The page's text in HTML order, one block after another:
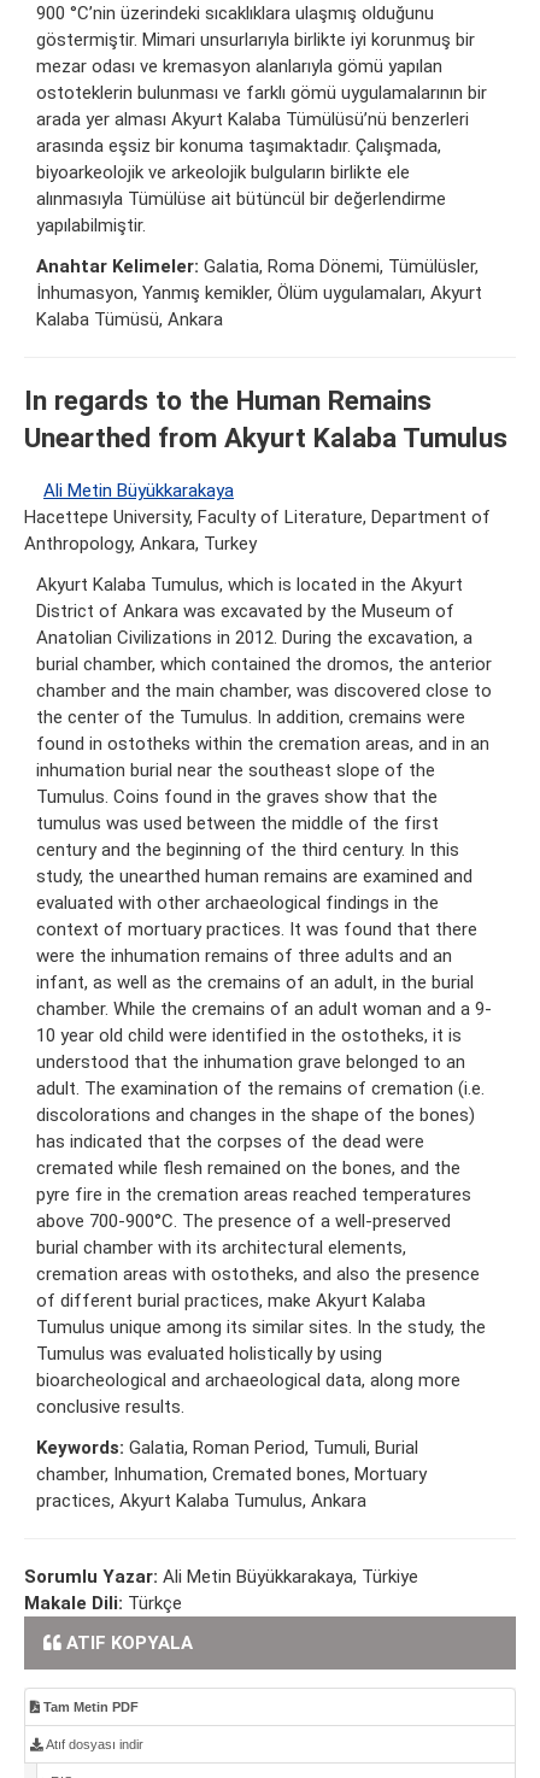
900 °C’nin üzerindeki sıcaklıklara ulaşmış olduğunu
göstermiştir. Mimari unsurlarıyla birlikte iyi korunmuş bir
mezar odası ve kremasyon alanlarıyla gömü yapılan
ostoteklerin bulunması ve farklı gömü uygulamalarının bir
arada yer alması Akyurt Kalaba Tümülüsü’nü benzerleri
arasında eşsiz bir konuma taşımaktadır. Çalışmada,
biyoarkeolojik ve arkeolojik bulguların birlikte ele
alınmasıyla Tümülüse ait bütüncül bir değerlendirme
yapılabilmiştir.
Anahtar Kelimeler: Galatia, Roma Dönemi, Tümülüsler,
İnhumasyon, Yanmış kemikler, Ölüm uygulamaları, Akyurt
Kalaba Tümüsü, Ankara
In regards to the Human Remains
Unearthed from Akyurt Kalaba Tumulus
Ali Metin Büyükkarakaya
Hacettepe University, Faculty of Literature, Department of
Anthropology, Ankara, Turkey
Akyurt Kalaba Tumulus, which is located in the Akyurt
District of Ankara was excavated by the Museum of
Anatolian Civilizations in 2012. During the excavation, a
burial chamber, which contained the dromos, the anterior
chamber and the main chamber, was discovered close to
the center of the Tumulus. In addition, cremains were
found in ostotheks within the cremation areas, and in an
inhumation burial near the southeast slope of the
Tumulus. Coins found in the graves show that the
tumulus was used between the middle of the first
century and the beginning of the third century. In this
study, the unearthed human remains are examined and
evaluated with other archaeological findings in the
context of mortuary practices. It was found that there
were the inhumation remains of three adults and an
infant, as well as the cremains of an adult, in the burial
chamber. While the cremains of an adult woman and a 9-
10 year old child were identified in the ostotheks, it is
understood that the inhumation grave belonged to an
adult. The examination of the remains of cremation (i.e.
discolorations and changes in the shape of the bones)
has indicated that the corpses of the dead were
cremated while flesh remained on the bones, and the
pyre fire in the cremation areas reached temperatures
above 700-900°C. The presence of a well-preserved
burial chamber with its architectural elements,
cremation areas with ostotheks, and also the presence
of different burial practices, make Akyurt Kalaba
Tumulus unique among its similar sites. In the study, the
Tumulus was evaluated holistically by using
bioarcheological and archaeological data, along more
conclusive results.
Keywords: Galatia, Roman Period, Tumuli, Burial
chamber, Inhumation, Cremated bones, Mortuary
practices, Akyurt Kalaba Tumulus, Ankara
Sorumlu Yazar: Ali Metin Büyükkarakaya, Türkiye
Makale Dili: Türkçe
ATIF KOPYALA
Tam Metin PDF
Atıf dosyası indir